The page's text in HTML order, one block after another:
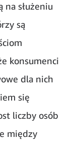
na służeniu
są
konsumenci
dla nich
się
liczby osób
między